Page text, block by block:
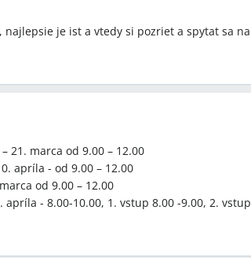
je ist a vtedy si pozriet a spytat sa na
21. marca od 9.00 – 12.00
apríla - od 9.00 – 12.00
od 9.00 – 12.00
- 8.00-10.00, 1. vstup 8.00 -9.00, 2. vstup